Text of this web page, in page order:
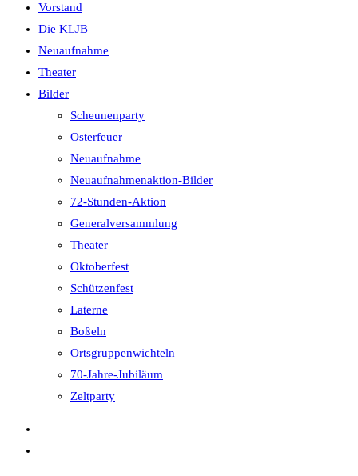
Vorstand
Die KLJB
Neuaufnahme
Theater
Bilder
Scheunenparty
Osterfeuer
Neuaufnahme
Neuaufnahmenaktion-Bilder
72-Stunden-Aktion
Generalversammlung
Theater
Oktoberfest
Schützenfest
Laterne
Boßeln
Ortsgruppenwichteln
70-Jahre-Jubiläum
Zeltparty